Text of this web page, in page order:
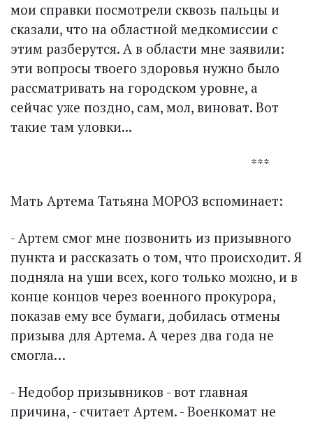
мои справки посмотрели сквозь пальцы и
сказали, что на областной медкомиссии с
этим разберутся. А в области мне заявили:
эти вопросы твоего здоровья нужно было
рассматривать на городском уровне, а
сейчас уже поздно, сам, мол, виноват. Вот
такие там уловки...
***
Мать Артема Татьяна МОРОЗ вспоминает:
- Артем смог мне позвонить из призывного
пункта и рассказать о том, что происходит. Я
подняла на уши всех, кого только можно, и в
конце концов через военного прокурора,
показав ему все бумаги, добилась отмены
призыва для Артема. А через два года не
смогла…
- Недобор призывников - вот главная
причина, - считает Артем. - Военкомат не